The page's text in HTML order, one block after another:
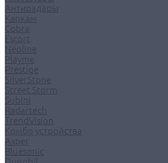
Антирадары
Каркам
Cobra
Escort
Neoline
Playme
Prestige
SilverStone
Street Storm
Subini
Radartech
TrendVision
Комбо устройства
Axper
Bluesonic